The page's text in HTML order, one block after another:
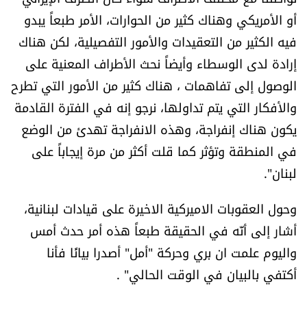
من نحن
للتواصل معنا
شروط الاستخدام
شروط الإشتراك
Digital solutions by
أو الأمريكي وهناك كثير من الحوارات، الأمر طبعاً يبدو
فيه الكثير من التعقيدات والأمور التفصيلية، لكن هناك
إرادة لدى الوسطاء وأيضاً نحث الأطراف المعنية على
الوصول إلى تفاهمات ، هناك كثير من الأمور التي تطرح
والأفكار التي يتم تداولها، نرجو إنه في الفترة القادمة
يكون هناك إنفراجة، وهذه الانفراجة تهدئ من الوضع
في المنطقة وتؤثر كما قلت أكثر من مرة إيجاباً على
لبنان".
وحول العقوبات الاميركية الاخيرة على قيادات لبنانية،
أشار إلى أنّه في الحقيقة طبعاً هذه أمر حدث أمس
واليوم علمت ان بري وحركة "أمل" أصدرا بيانًا فأنا
أكتفي بالبيان في الوقت الحالي" .